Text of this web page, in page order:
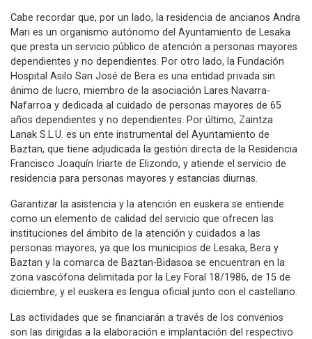
Cabe recordar que, por un lado, la residencia de ancianos Andra
Mari es un organismo autónomo del Ayuntamiento de Lesaka
que presta un servicio público de atención a personas mayores
dependientes y no dependientes. Por otro lado, la Fundación
Hospital Asilo San José de Bera es una entidad privada sin
ánimo de lucro, miembro de la asociación Lares Navarra-
Nafarroa y dedicada al cuidado de personas mayores de 65
años dependientes y no dependientes. Por último, Zaintza
Lanak S.L.U. es un ente instrumental del Ayuntamiento de
Baztan, que tiene adjudicada la gestión directa de la Residencia
Francisco Joaquín Iriarte de Elizondo, y atiende el servicio de
residencia para personas mayores y estancias diurnas.
Garantizar la asistencia y la atención en euskera se entiende
como un elemento de calidad del servicio que ofrecen las
instituciones del ámbito de la atención y cuidados a las
personas mayores, ya que los municipios de Lesaka, Bera y
Baztan y la comarca de Baztan-Bidasoa se encuentran en la
zona vascófona delimitada por la Ley Foral 18/1986, de 15 de
diciembre, y el euskera es lengua oficial junto con el castellano.
Las actividades que se financiarán a través de los convenios
son las dirigidas a la elaboración e implantación del respectivo